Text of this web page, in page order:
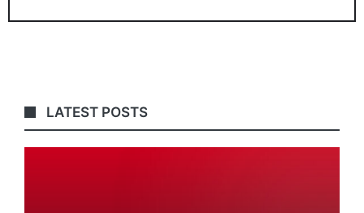
LATEST POSTS